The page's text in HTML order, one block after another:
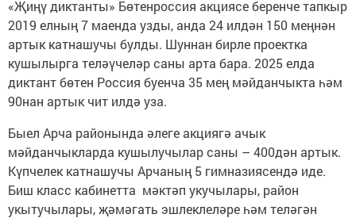
«Җиңү диктанты» Бөтенроссия акциясе беренче тапкыр
2019 елның 7 маенда узды, анда 24 илдән 150 меңнән
артык катнашучы булды. Шуннан бирле проектка
кушылырга теләүчеләр саны арта бара. 2025 елда
диктант бөтен Россия буенча 35 мең мәйданчыкта һәм
90нан артык чит илдә уза.
Быел Арча районында әлеге акциягә ачык
мәйданчыкларда кушылучылар саны – 400дән артык.
Күпчелек катнашучы Арчаның 5 гимназиясендә иде.
Биш класс кабинетта мәктәп укучылары, район
укытучылары, җәмәгать эшлеклеләре һәм теләгән